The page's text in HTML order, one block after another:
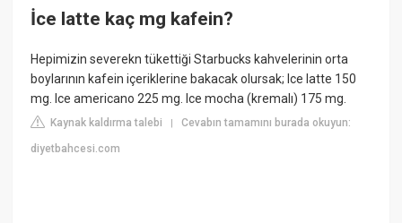
İce latte kaç mg kafein?
Hepimizin severekn tükettiği Starbucks kahvelerinin orta
boylarının kafein içeriklerine bakacak olursak; Ice latte 150
mg. Ice americano 225 mg. Ice mocha (kremalı) 175 mg.
Kaynak kaldırma talebi |Cevabın tamamını burada okuyun:
diyetbahcesi.com